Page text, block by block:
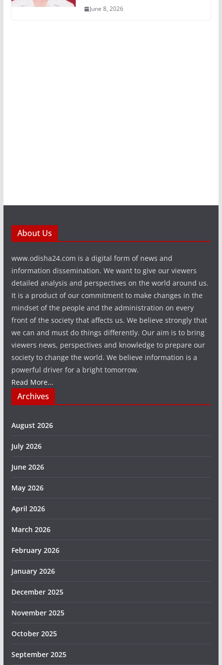
June 8, 2026
About Us
www.odisha24.com is a digital form of news and
information dissemination. We want to give our viewers
detailed analysis and perspectives on the world around us.
It is a product of our commitment to make changes in the
mindset of the people and the administration on every
front of the society that affects us. We believe strongly that
we can and must do things differently. Our aim is to bring
viewers news, perspectives and knowledge to prepare our
society to change the world. We believe information is a
powerful driver for a bright tomorrow.
Read More...
Archives
August 2026
July 2026
June 2026
May 2026
April 2026
March 2026
February 2026
January 2026
December 2025
November 2025
October 2025
September 2025